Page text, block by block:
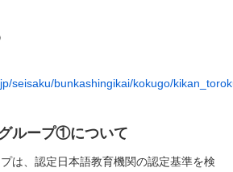
seisaku/bunkashingikai/kokugo/
ループ①について
は、認定日本語教育機関の認定基準を検